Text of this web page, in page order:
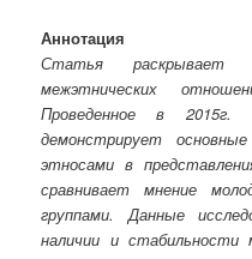
Аннотация
Статья раскрывает
межэтнических
Проведенное в 2015г.
демонстрирует
этносами в
сравнивает мнение
группами. Данные
наличии и стабильности